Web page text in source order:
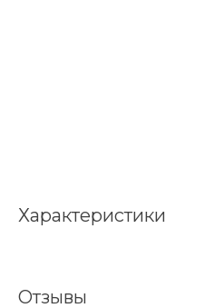
Характеристики
Отзывы